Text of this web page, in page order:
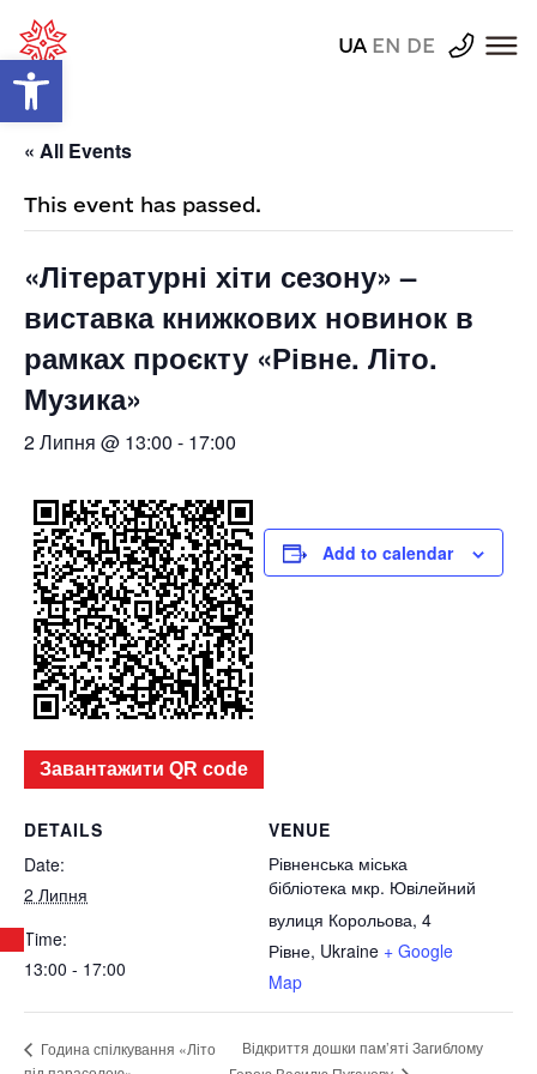
Відкрити Панель інструментів
UA EN DE
« All Events
This event has passed.
«Літературні хіти сезону» –
виставка книжкових новинок в
рамках проєкту «Рівне. Літо.
Музика»
2 Липня @ 13:00 - 17:00
Завантажити QR code
Add to calendar
DETAILS
Date:
2 Липня
Time:
13:00 - 17:00
VENUE
Рівненська міська
бібліотека мкр. Ювілейний
вулиця Корольова, 4
Рівне, Ukraine + Google
Map
Година спілкування «Літо
Відкриття дошки пам’яті Загиблому